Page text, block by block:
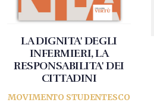
LA DIGNITA' DEGLI
INFERMIERI, LA
RESPONSABILITA' DEI
CITTADINI
MOVIMENTO STUDENTESCO